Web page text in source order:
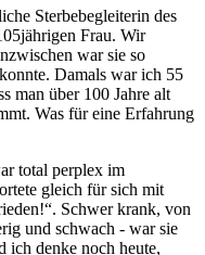
Sterbebegleiterin des
Frau. Wir
war sie so
Damals war ich 55
man über 100 Jahre alt
Was für eine Erfahrung
total perplex im
gleich für sich mit
Schwer krank, von
und schwach - war sie
ich denke noch heute,